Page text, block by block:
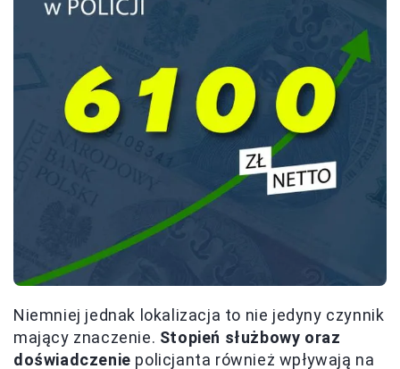
Niemniej jednak lokalizacja to nie jedyny czynnik
mający znaczenie. Stopień służbowy oraz
doświadczenie policjanta również wpływają na